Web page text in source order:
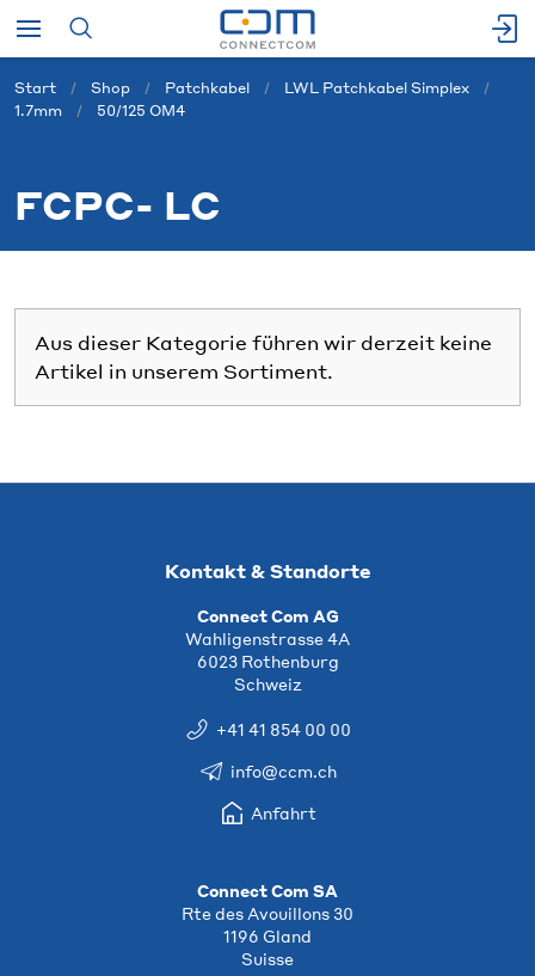
Start Shop Patchkabel
LWL Patchkabel Simplex
1.7mm
50/125 OM4
FCPC- LC
Aus dieser Kategorie führen wir derzeit keine
Artikel in unserem Sortiment.
Kontakt & Standorte
Connect Com AG
Wahligenstrasse 4A
6023 Rothenburg
Schweiz
+41 41 854 00 00
info@ccm.ch
Anfahrt
Connect Com SA
Rte des Avouillons 30
1196 Gland
Suisse